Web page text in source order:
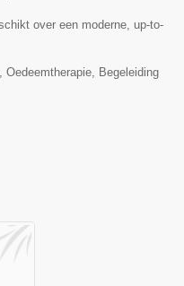
over een moderne, up-to-
Oedeemtherapie, Begeleiding